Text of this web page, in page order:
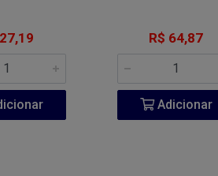
R$ 64,87
Adicionar